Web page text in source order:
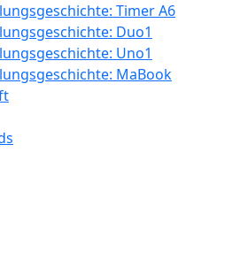
Timer A6
Duo1
Uno1
MaBook